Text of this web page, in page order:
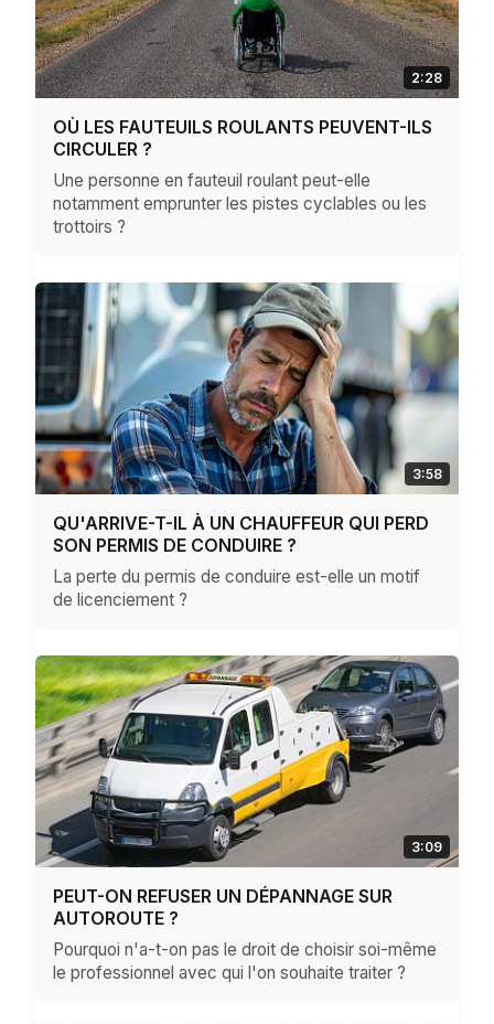
2:28
OÙ LES FAUTEUILS ROULANTS PEUVENT-ILS
CIRCULER ?
Une personne en fauteuil roulant peut-elle
notamment emprunter les pistes cyclables ou les
trottoirs ?
3:58
QU'ARRIVE-T-IL À UN CHAUFFEUR QUI PERD
SON PERMIS DE CONDUIRE ?
La perte du permis de conduire est-elle un motif
de licenciement ?
3:09
PEUT-ON REFUSER UN DÉPANNAGE SUR
AUTOROUTE ?
Pourquoi n'a-t-on pas le droit de choisir soi-même
le professionnel avec qui l'on souhaite traiter ?